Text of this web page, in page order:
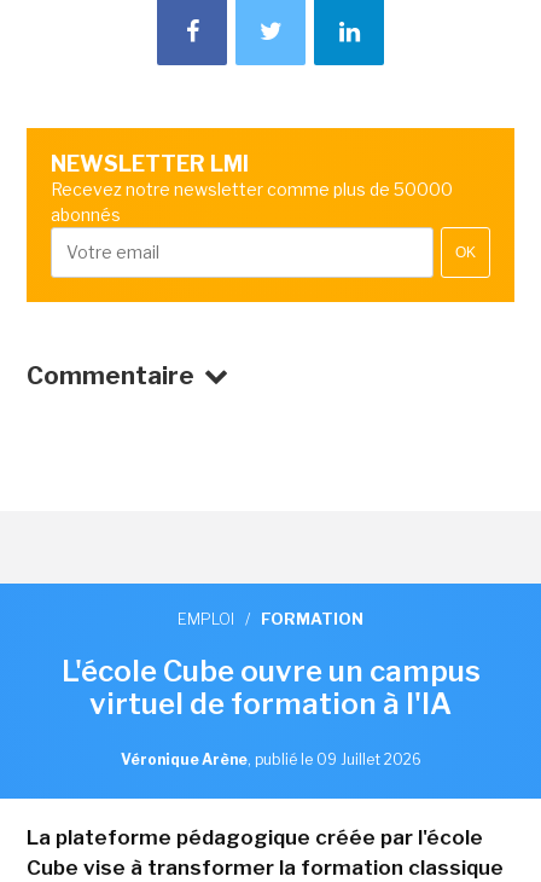
NEWSLETTER LMI
Recevez notre newsletter comme plus de 50000
abonnés
OK
Commentaire
EMPLOI / FORMATION
L'école Cube ouvre un campus
virtuel de formation à l'IA
Véronique Arène, publié le 09 Juillet 2026
La plateforme pédagogique créée par l'école
Cube vise à transformer la formation classique